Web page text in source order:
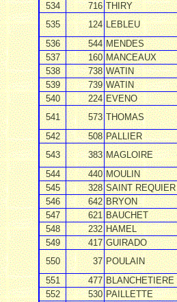
534
716 THIRY
535
124 LEBLEU
536
544 MENDES
537
160 MANCEAUX
538
738 WATIN
539
739 WATIN
540
224 EVENO
541
573 THOMAS
542
508 PALLIER
543
383 MAGLOIRE
544
440 MOULIN
545
328 SAINT REQUIER
546
642 BRYON
547
621 BAUCHET
548
232 HAMEL
549
417 GUIRADO
550
37 POULAIN
551
477 BLANCHETIERE
552
530 PAILLETTE